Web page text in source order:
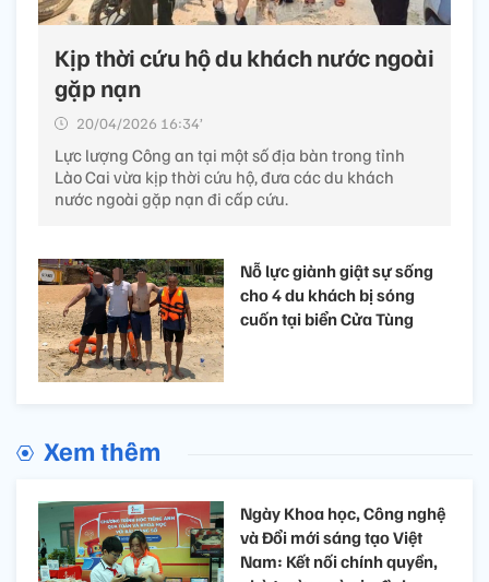
Kịp thời cứu hộ du khách nước ngoài
gặp nạn
20/04/2026 16:34’
Lực lượng Công an tại một số địa bàn trong tỉnh
Lào Cai vừa kịp thời cứu hộ, đưa các du khách
nước ngoài gặp nạn đi cấp cứu.
Nỗ lực giành giật sự sống
cho 4 du khách bị sóng
cuốn tại biển Cửa Tùng
Xem thêm
Ngày Khoa học, Công nghệ
và Đổi mới sáng tạo Việt
Nam: Kết nối chính quyền,